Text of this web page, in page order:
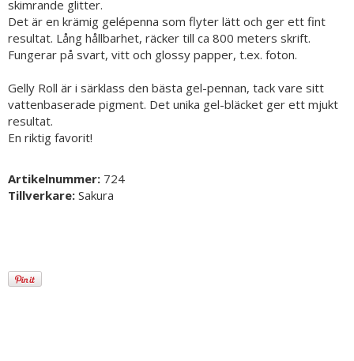
skimrande glitter.
Det är en krämig gelépenna som flyter lätt och ger ett fint
resultat. Lång hållbarhet, räcker till ca 800 meters skrift.
Fungerar på svart, vitt och glossy papper, t.ex. foton.
Gelly Roll är i särklass den bästa gel-pennan, tack vare sitt
vattenbaserade pigment. Det unika gel-bläcket ger ett mjukt
resultat.
En riktig favorit!
Artikelnummer: 724
Tillverkare: Sakura